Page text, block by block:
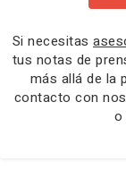
Si necesitas
tus notas de
más allá de la
contacto con
o